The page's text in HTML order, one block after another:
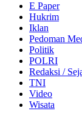
E Paper
Hukrim
Iklan
Pedoman
Politik
POLRI
Redaksi /
TNI
Video
Wisata